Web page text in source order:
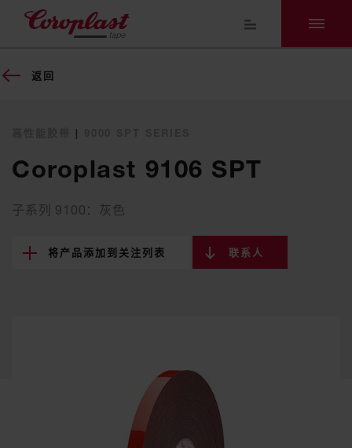
返回
|
Coroplast 9106 SPT
子系列 9100：灰色
将产品添加到关注列表 联系人